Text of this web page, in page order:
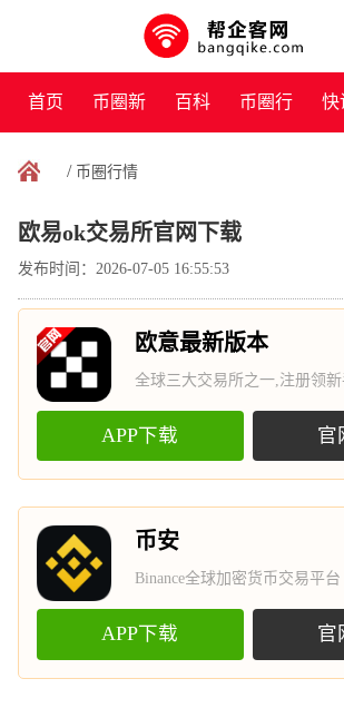
首页 币圈新
闻
百科 币圈行 快
/ 币圈行情
欧易ok交易所官网下载
发布时间：2026-07-05 16:55:53
欧意最新版本
全球三大交易所之一,注册领新
APP下载 官
币安
Binance全球加密货币交易平台
APP下载 官